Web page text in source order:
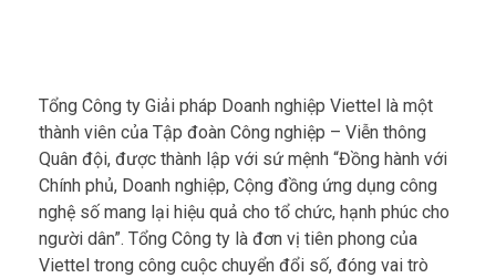
Tổng Công ty Giải pháp Doanh nghiệp Viettel là một
thành viên của Tập đoàn Công nghiệp – Viễn thông
Quân đội, được thành lập với sứ mệnh “Đồng hành với
Chính phủ, Doanh nghiệp, Cộng đồng ứng dụng công
nghệ số mang lại hiệu quả cho tổ chức, hạnh phúc cho
người dân”. Tổng Công ty là đơn vị tiên phong của
Viettel trong công cuộc chuyển đổi số, đóng vai trò